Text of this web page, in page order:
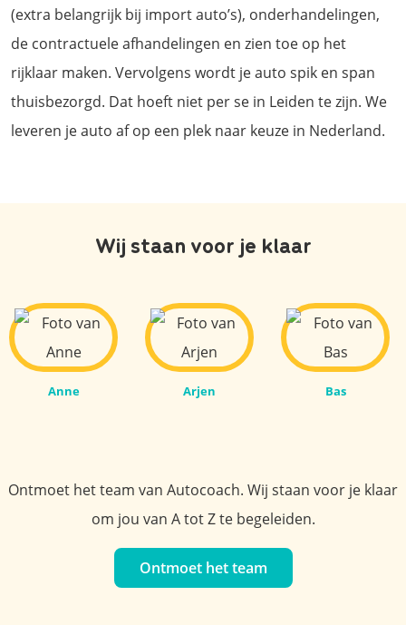
(extra belangrijk bij import auto’s), onderhandelingen,
de contractuele afhandelingen en zien toe op het
rijklaar maken. Vervolgens wordt je auto spik en span
thuisbezorgd. Dat hoeft niet per se in Leiden te zijn. We
leveren je auto af op een plek naar keuze in Nederland.
Wij staan voor je klaar
Anne Arjen Bas
Ontmoet het team van Autocoach. Wij staan voor je klaar
om jou van A tot Z te begeleiden.
Ontmoet het team